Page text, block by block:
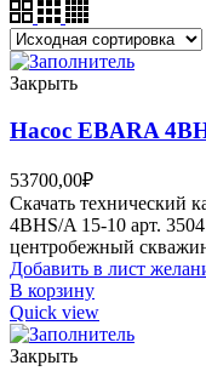
Закрыть
Насос EBARA
53700,00₽
Скачать технический
4BHS/A 15-10 арт.
центробежный
Добавить в лист
В корзину
Quick view
Закрыть